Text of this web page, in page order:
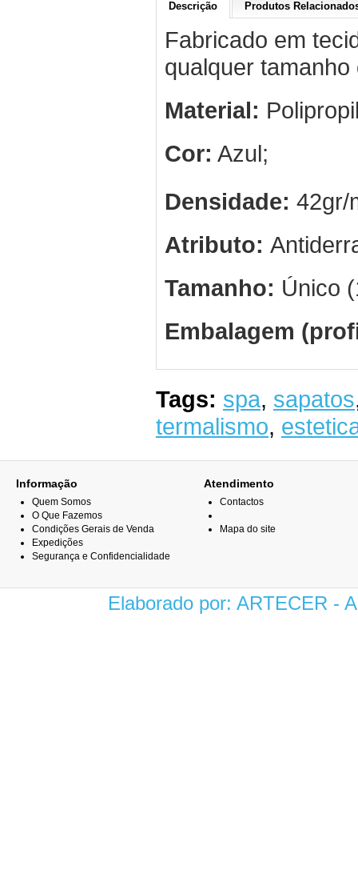
Descrição Produtos
Fabricado em
qualquer
Material:
Cor: Azul;
Densidade: 42gr/
Atributo:
Tamanho: Único
Embalagem
Tags: spa, sapatos
termalismo,
Informação
Quem Somos
O Que Fazemos
Condições Gerais de Venda
Expedições
Segurança e Confidencialidade
Atendimento
Contactos
Mapa do site
Elaborado por: ARTECER -